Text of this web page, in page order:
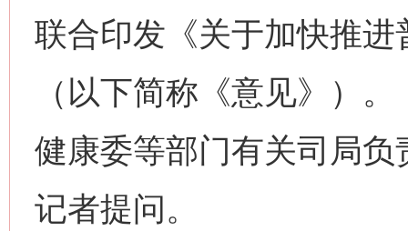
联合印发《关于加快推
（以下简称《意见》）
健康委等部门有关司局
记者提问。